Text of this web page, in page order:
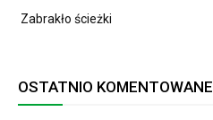
Zabrakło ścieżki
OSTATNIO KOMENTOWANE